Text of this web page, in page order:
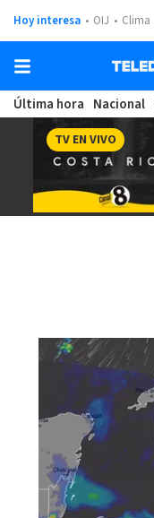
Hoy interesa OIJ Clima
Última hora Nacional
TV EN VIVO